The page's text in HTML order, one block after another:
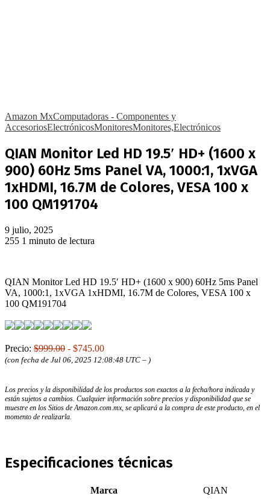
Amazon MxComputadoras - Componentes y
AccesoriosElectrónicosMonitoresMonitores,Electrónicos
QIAN Monitor Led HD 19.5′ HD+ (1600 x
900) 60Hz 5ms Panel VA, 1000:1, 1xVGA
1xHDMI, 16.7M de Colores, VESA 100 x
100 QM191704
9 julio, 2025
255 1 minuto de lectura
QIAN Monitor Led HD 19.5′ HD+ (1600 x 900) 60Hz 5ms Panel
VA, 1000:1, 1xVGA 1xHDMI, 16.7M de Colores, VESA 100 x
100 QM191704
Precio: $999.00 - $745.00
(con fecha de Jul 06, 2025 12:08:48 UTC – )
Los precios y la disponibilidad de los productos son exactos a la fecha/hora indicada y
están sujetos a cambios. Cualquier información sobre precios y disponibilidad que se
muestre en los Sitios de Amazon.com.mx, se aplicará a la compra de este producto, en el
momento de realizarla.
Especificaciones técnicas
Marca
‎QIAN